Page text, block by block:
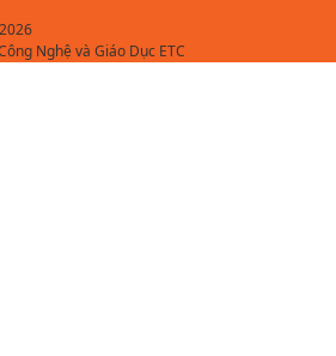
Nghệ và Giáo Dục ETC